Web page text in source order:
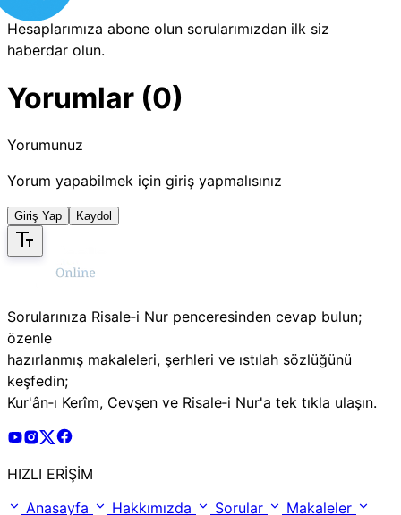
Hesaplarımıza abone olun sorularımızdan ilk siz
haberdar olun.
Yorumlar (0)
Yorumunuz
Yorum yapabilmek için giriş yapmalısınız
Giriş Yap Kaydol
Sorularınıza Risale‑i Nur penceresinden cevap bulun;
özenle
hazırlanmış makaleleri, şerhleri ve ıstılah sözlüğünü
keşfedin;
Kur'ân‑ı Kerîm, Cevşen ve Risale‑i Nur'a tek tıkla ulaşın.
Risale Online Youtube Hesabı
Risale Online Instagram Hesabı
Risale Online X Hesabı
HIZLI ERİŞİM
Anasayfa
Hakkımızda Sorular Makaleler